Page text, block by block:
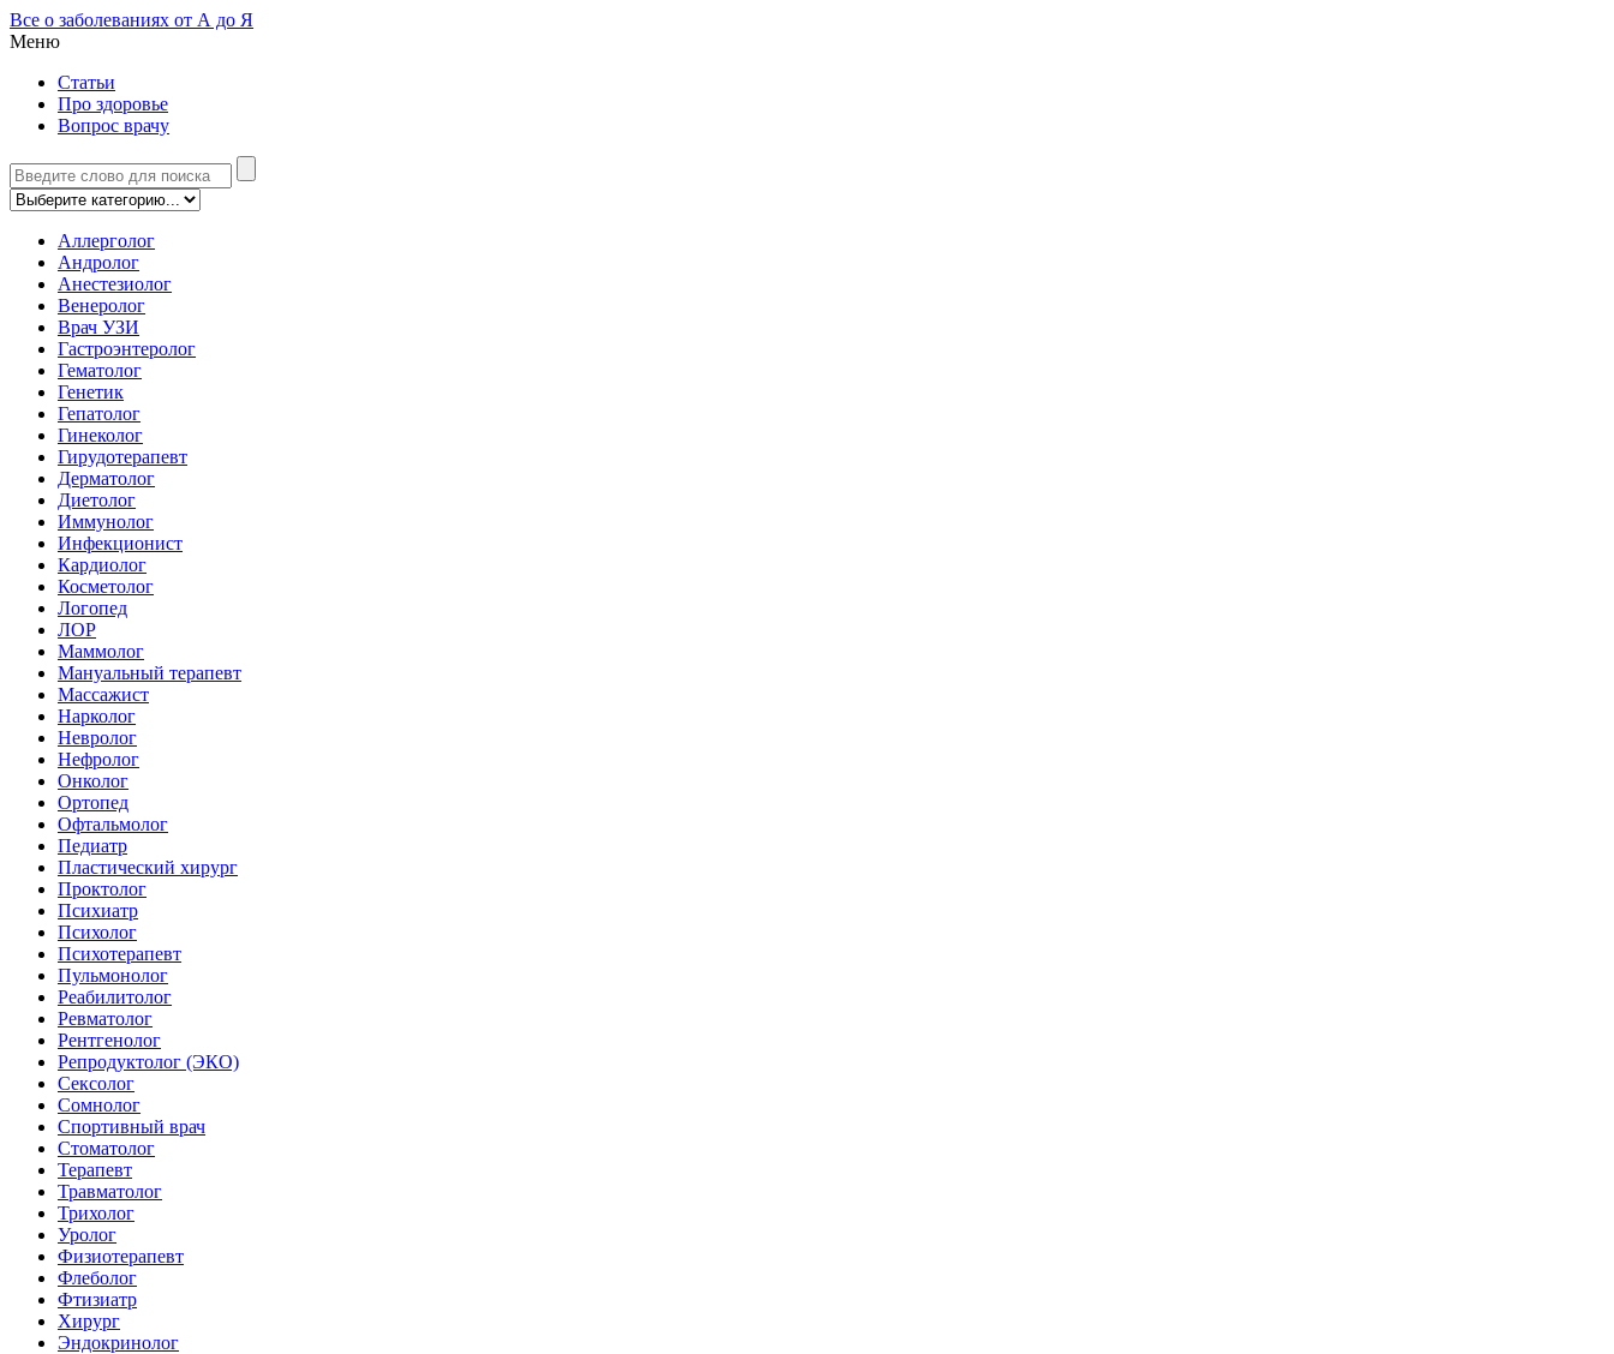
Все о заболеваниях от А до Я
Меню
Статьи
Про здоровье
Вопрос врачу
Аллерголог
Андролог
Анестезиолог
Венеролог
Врач УЗИ
Гастроэнтеролог
Гематолог
Генетик
Гепатолог
Гинеколог
Гирудотерапевт
Дерматолог
Диетолог
Иммунолог
Инфекционист
Кардиолог
Косметолог
Логопед
ЛОР
Маммолог
Мануальный терапевт
Массажист
Нарколог
Невролог
Нефролог
Онколог
Ортопед
Офтальмолог
Педиатр
Пластический хирург
Проктолог
Психиатр
Психолог
Психотерапевт
Пульмонолог
Реабилитолог
Ревматолог
Рентгенолог
Репродуктолог (ЭКО)
Сексолог
Сомнолог
Спортивный врач
Стоматолог
Терапевт
Травматолог
Трихолог
Уролог
Физиотерапевт
Флеболог
Фтизиатр
Хирург
Эндокринолог